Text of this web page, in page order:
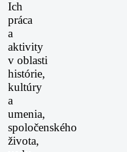
Ich
práca
a
aktivity
v oblasti
histórie,
kultúry
a
umenia,
spoločenského
života,